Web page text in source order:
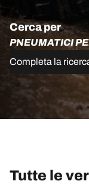
Cerca per
PNEUMATICI
Completa la
Tutte le